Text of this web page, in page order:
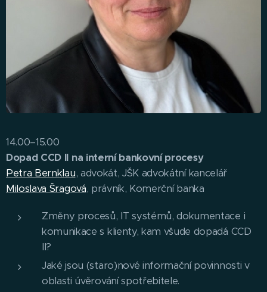
14.00–15.00
Dopad CCD II na interní bankovní procesy
Petra Bernklau, advokát, JŠK advokátní kancelář
Miloslava Šragová, právník, Komerční banka
Změny procesů, IT systémů, dokumentace i
komunikace s klienty, kam všude dopadá CCD
II?
Jaké jsou (staro)nové informační povinnosti v
oblasti úvěrování spotřebitele.